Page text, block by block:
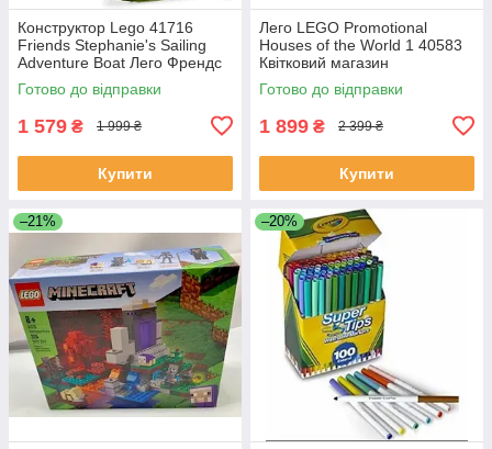
Конструктор Lego 41716
Friends Stephanie's Sailing
Adventure Boat Лего Френдс
Пригоди Стефані на яхті
Готово до відправки
1 579 ₴ 1 999 ₴
Купити
Лего LEGO Promotional
Houses of the World 1 40583
Квітковий магазин
Готово до відправки
1 899 ₴ 2 399 ₴
Купити
–21% –20%